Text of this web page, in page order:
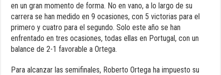
en un gran momento de forma. No en vano, a lo largo de su
carrera se han medido en 9 ocasiones, con 5 victorias para el
primero y cuatro para el segundo. Solo este año se han
enfrentado en tres ocasiones, todas ellas en Portugal, con un
balance de 2-1 favorable a Ortega.
Para alcanzar las semifinales, Roberto Ortega ha impuesto su